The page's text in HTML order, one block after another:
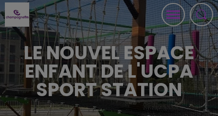
LE NOUVEL ESPACE
ENFANT DE L'UCPA
SPORT STATION